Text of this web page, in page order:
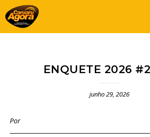
ENQUETE 2026
junho 29, 2026
Por